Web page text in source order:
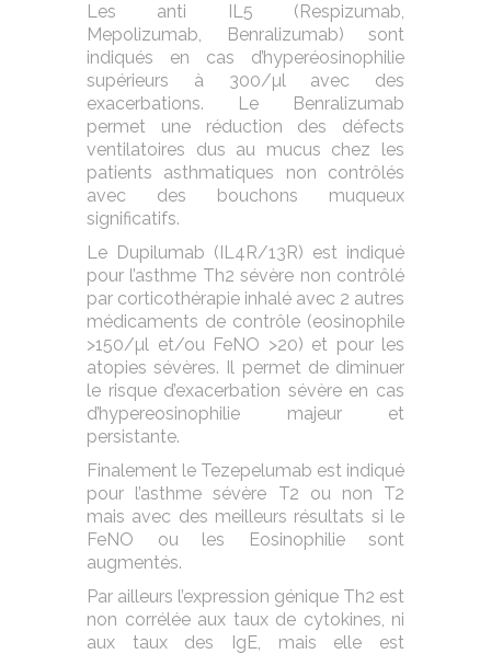
Les anti IL5 (Respizumab,
Mepolizumab, Benralizumab) sont
indiqués en cas d’hyperéosinophilie
supérieurs à 300/µl avec des
exacerbations. Le Benralizumab
permet une réduction des défects
ventilatoires dus au mucus chez les
patients asthmatiques non contrôlés
avec des bouchons muqueux
significatifs.
Le Dupilumab (IL4R/13R) est indiqué
pour l’asthme Th2 sévère non contrôlé
par corticothérapie inhalé avec 2 autres
médicaments de contrôle (eosinophile
>150/µl et/ou FeNO >20) et pour les
atopies sévères. Il permet de diminuer
le risque d’exacerbation sévère en cas
d’hypereosinophilie majeur et
persistante.
Finalement le Tezepelumab est indiqué
pour l’asthme sévère T2 ou non T2
mais avec des meilleurs résultats si le
FeNO ou les Eosinophilie sont
augmentés.
Par ailleurs l’expression génique Th2 est
non corrélée aux taux de cytokines, ni
aux taux des IgE, mais elle est